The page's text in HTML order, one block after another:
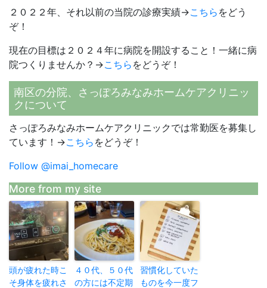
２０２２年、それ以前の当院の診療実績→こちら をどう
ぞ！
現在の目標は２０２４年に病院を開設すること！一緒に病
院つくりませんか？→こちら をどうぞ！
南区の分院、さっぽろみなみホームケアクリニッ
クについて
さっぽろみなみホームケアクリニックでは常勤医を募集し
ています！→こちら をどうぞ！
Follow @imai_homecare
More from my site
頭が疲れた時こ
そ身体を疲れさ
４０代、５０代
の方には不定期
習慣化していた
ものを今一度フ